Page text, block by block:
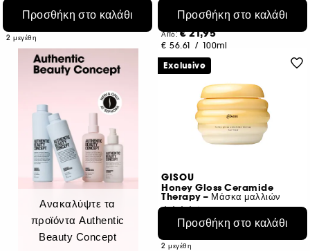
€ 25,95
2 μεγέθη
Προσθήκη στο καλάθι
161
Από:€ 21,95
€ 56,61 / 100ml
2 μεγέθη
Προσθήκη στο καλάθι
Ανακαλύψτε τα
προϊόντα Authentic
Beauty Concept
GISOU
Honey Gloss Ceramide
Therapy – Μάσκα μαλλιών
193
€ 23,95
2 μεγέθη
Προσθήκη στο καλάθι
Exclusive